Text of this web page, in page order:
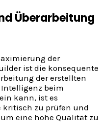
Überarbeitung
der
ist die konsequente
der erstellten
beim
kann, ist es
kritisch zu prüfen und
eine hohe Qualität zu